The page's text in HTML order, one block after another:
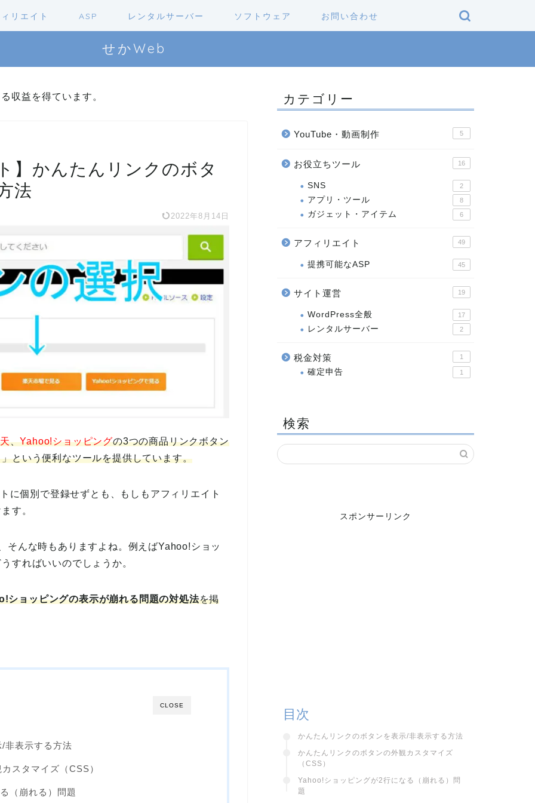
リエイト ASP レンタルサーバー ソフトウェア お問い合わせ
せかWeb
収益を得ています。
】かんたんリンクのボタ
法
2022年8月14日
、Yahoo!ショッピングの3つの商品リンクボタン
という便利なツールを提供しています。
に個別で登録せずとも、もしもアフィリエイト
す。
そんな時もありますよね。例えばYahoo!ショッ
すればいいのでしょうか。
ショッピングの表示が崩れる問題の対処法を掲
CLOSE
非表示する方法
スタマイズ（CSS）
（崩れる）問題
カテゴリー
YouTube・動画制作 5
お役立ちツール 16
SNS 2
アプリ・ツール 8
ガジェット・アイテム 6
アフィリエイト 49
提携可能なASP 45
サイト運営 19
WordPress全般 17
レンタルサーバー 2
税金対策 1
確定申告 1
検索
スポンサーリンク
目次
かんたんリンクのボタンを表示/非表示する方法
かんたんリンクのボタンの外観カスタマイズ
（CSS）
Yahoo!ショッピングが2行になる（崩れる）問
題